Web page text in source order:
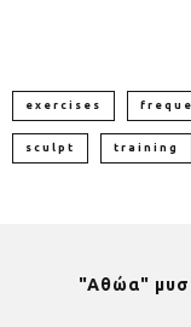
exercises
sculpt training
"Aθώα"